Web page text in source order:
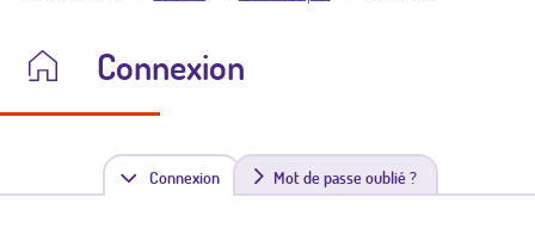
Connexion
Connexion(
Mot de passe oublié ?